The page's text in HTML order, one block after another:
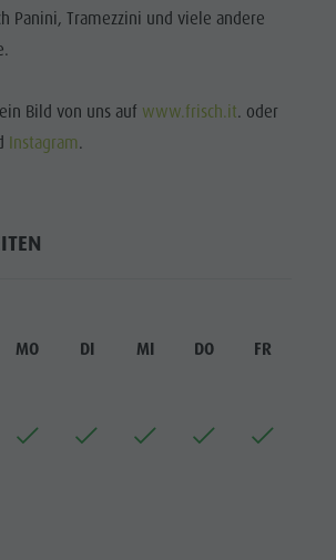
&
Panini, Tramezzini und viele andere
Bild von uns auf www.frisch.it. oder
Instagram.
MO DI MI DO FR